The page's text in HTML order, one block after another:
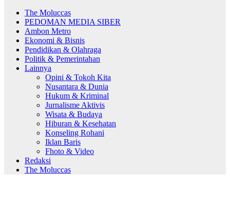
The Moluccas
PEDOMAN MEDIA SIBER
Ambon Metro
Ekonomi & Bisnis
Pendidikan & Olahraga
Politik & Pemerintahan
Lainnya
Opini & Tokoh Kita
Nusantara & Dunia
Hukum & Kriminal
Jurnalisme Aktivis
Wisata & Budaya
Hiburan & Kesehatan
Konseling Rohani
Iklan Baris
Fhoto & Video
Redaksi
The Moluccas